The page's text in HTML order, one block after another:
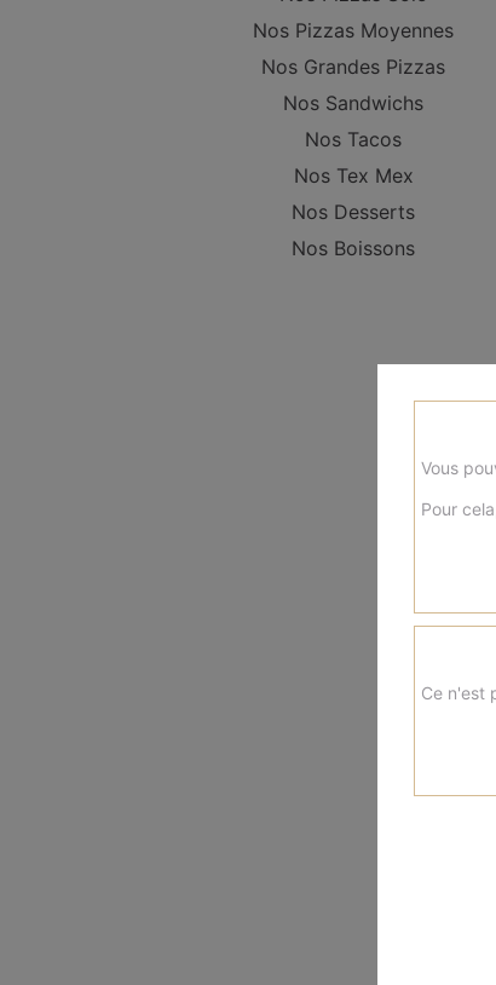
Nos Pizzas Moyennes
Nos Grandes Pizzas
Nos Sandwichs
Nos Tacos
Nos Tex Mex
Nos Desserts
Nos Boissons
Vous
Pour
Ce n'est